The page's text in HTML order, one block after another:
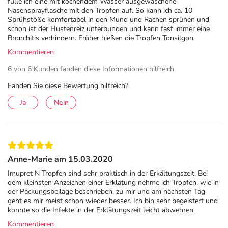
Einzigartige 7-Pflanzenkombination
Kann die Erkältungsabwehr stärken, Erkältungserreger
bekämpfen und so den Erkältungsverlauf mildern
Hilft bereits bei den ersten Anzeichen einer Erkältung
Gut verträglich
Geeignet für Erwachsene und Kinder ab 2 Jahren
Praktische und bedarfsgerechte Anwendung
Ideal für jede Haus- und Reiseapotheke
Pflichtangaben:
Schluckbeschwerden, Hustenreiz. Hinweis: Imupret® N ist ein traditionelles
pflanzliches Arzneimittel, das ausschließlich aufgrund langjähriger
Anwendung für das Anwendungsgebiet registriert ist. Imupret® N Tropfen
wird angewendet bei Kindern ab 2 Jahren, Jugendlichen und Erwachsenen.
Nasensprayflasche mit den Tropfen auf. So kann ich ca. 10
Sprühstöße komfortabel in den Mund und Rachen sprühen und
schon ist der Hustenreiz unterbunden und kann fast immer eine
Bronchitis verhindern. Früher hießen die Tropfen Tonsilgon.
Kommentieren
6 von 6 Kunden fanden diese Informationen hilfreich.
Fanden Sie diese Bewertung hilfreich?
Ja
Nein
Anne-Marie am 15.03.2020
Imupret N Tropfen sind sehr praktisch in der Erkältungszeit. Bei
dem kleinsten Anzeichen einer Erklätung nehme ich Tropfen, wie in
der Packungsbeilage beschrieben, zu mir und am nächsten Tag
geht es mir meist schon wieder besser. Ich bin sehr begeistert und
konnte so die Infekte in der Erklätungszeit leicht abwehren.
Kommentieren